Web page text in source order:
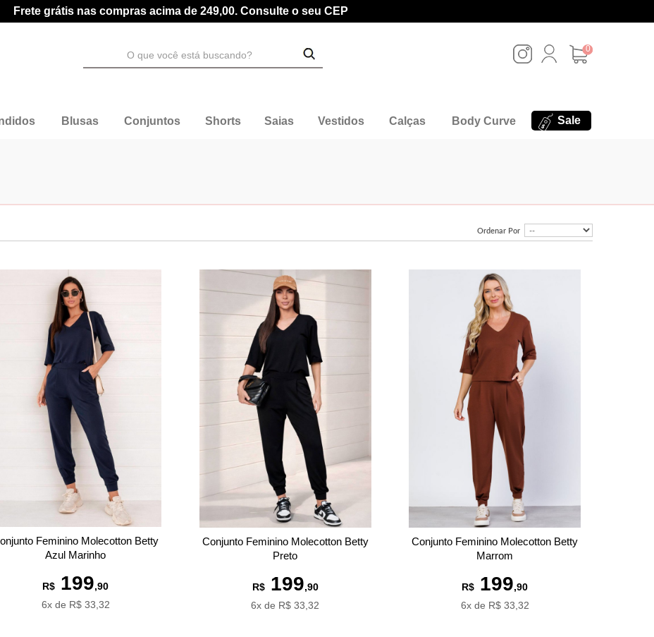
Frete grátis nas compras acima de 249,00. Consulte o seu CEP
0
Blusas Conjuntos Shorts Saias Vestidos Calças Body Curve Sale
Ordenar Por
Feminino Molecotton Betty
Azul Marinho
R$ 199,90
6x de R$ 33,32
Conjunto Feminino Molecotton Betty
Preto
R$199,90
6x de R$ 33,32
Conjunto Feminino Molecotton Betty
Marrom
R$ 199,90
6x de R$ 33,32